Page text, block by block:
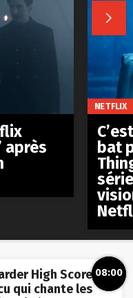
High Score sur
qui chante les

après
NETFLIX
bat
08:00